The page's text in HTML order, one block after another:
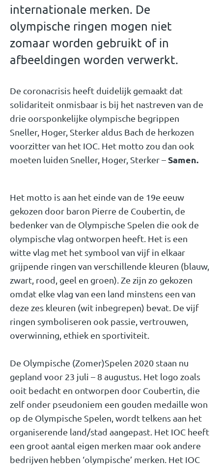
internationale merken. De
olympische ringen mogen niet
zomaar worden gebruikt of in
afbeeldingen worden verwerkt.
De coronacrisis heeft duidelijk gemaakt dat
solidariteit onmisbaar is bij het nastreven van de
drie oorsponkelijke olympische begrippen
Sneller, Hoger, Sterker aldus Bach de herkozen
voorzitter van het IOC. Het motto zou dan ook
moeten luiden Sneller, Hoger, Sterker –Samen.
Het motto is aan het einde van de 19e eeuw
gekozen door baron Pierre de Coubertin, de
bedenker van de Olympische Spelen die ook de
olympische vlag ontworpen heeft. Het is een
witte vlag met het symbool van vijf in elkaar
grijpende ringen van verschillende kleuren (blauw,
zwart, rood, geel en groen). Ze zijn zo gekozen
omdat elke vlag van een land minstens een van
deze zes kleuren (wit inbegrepen) bevat. De vijf
ringen symboliseren ook passie, vertrouwen,
overwinning, ethiek en sportiviteit.
De Olympische (Zomer)Spelen 2020 staan nu
gepland voor 23 juli – 8 augustus. Het logo zoals
ooit bedacht en ontworpen door Coubertin, die
zelf onder pseudoniem een gouden medaille won
op de Olympische Spelen, wordt telkens aan het
organiserende land/stad aangepast. Het IOC heeft
een groot aantal eigen merken maar ook andere
bedrijven hebben ‘olympische’ merken. Het IOC